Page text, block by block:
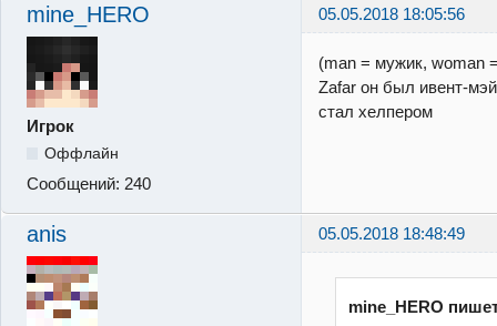
mine_HERO 05.05.2018 18:05:56
Игрок
Оффлайн
Сообщений: 240
(man = мужик, woman
Zafar он был ивент-
стал хелпером
anis 05.05.2018 18:48:49
mine_HERO